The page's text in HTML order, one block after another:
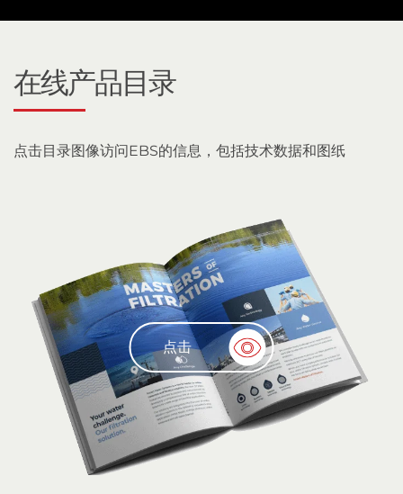
在线产品目录
点击目录图像访问EBS的信息，包括技术数据和图纸
点击